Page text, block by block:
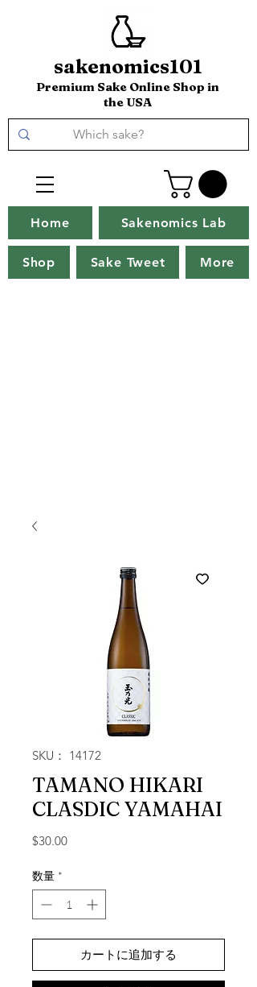
sakenomics101
Premium Sake Online Shop in
the USA
Home Sakenomics Lab
Shop Sake Tweet More
SKU： 14172
TAMANO HIKARI
CLASDIC YAMAHAI
$30.00価格
数量 *
カートに追加する